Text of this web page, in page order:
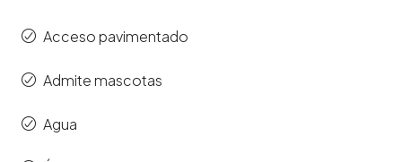
Acceso pavimentado
Admite mascotas
Agua